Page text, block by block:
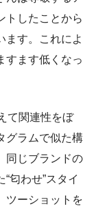
トしたことから
ます。これによ
すます低くなっ
て関連性をぼ
グラムで似た構
同じブランドの
匂わせ”スタイ
ツーショットを